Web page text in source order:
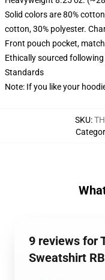
Solid colors are 80%
cotton, 30% polyester.
Front pouch pocket,
Ethically sourced
Standards
Note: If you like your
SKU:
9 reviews for
Sweatshirt